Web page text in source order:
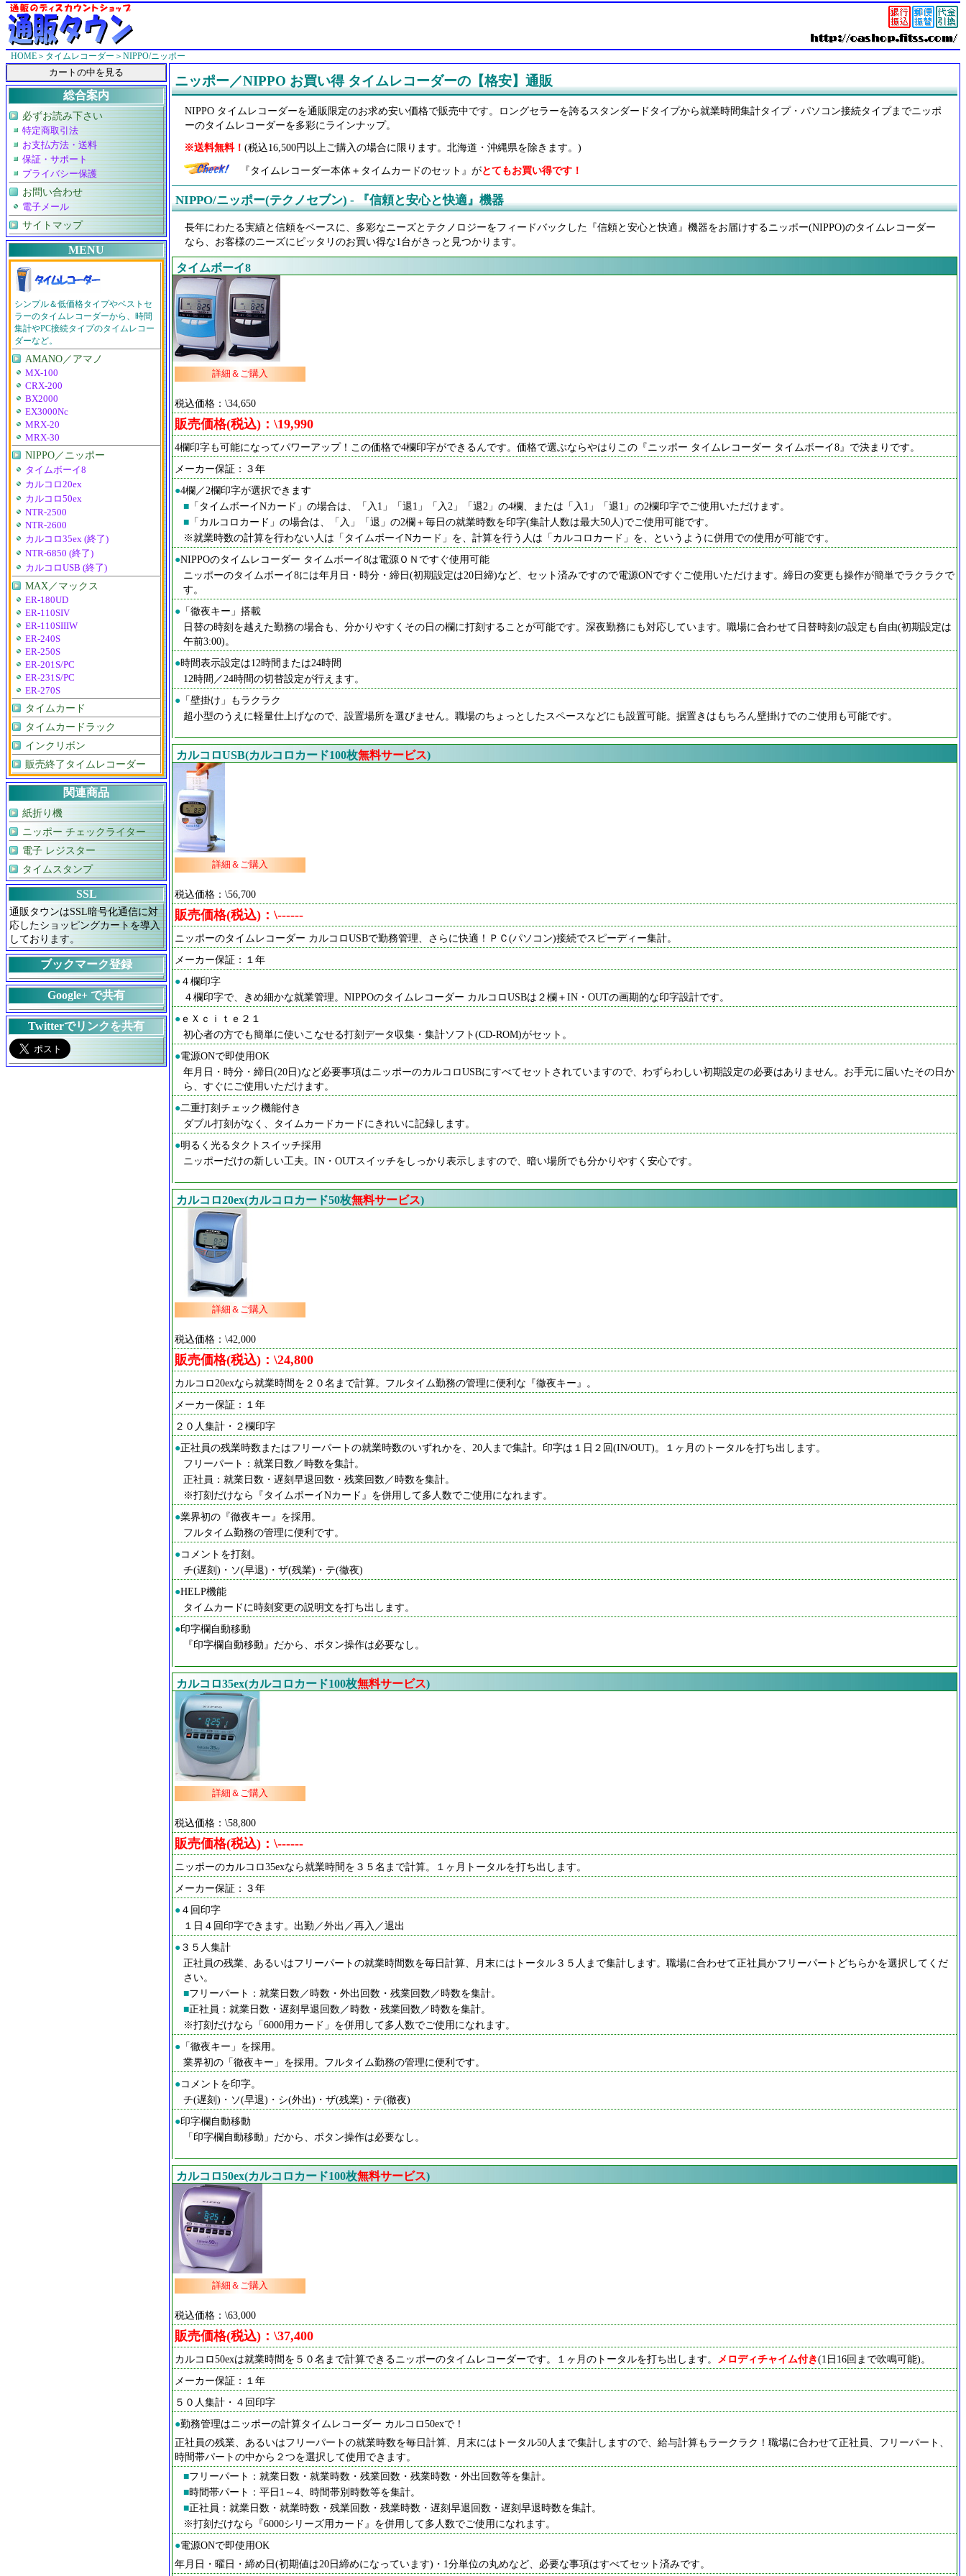
ニッポー／NIPPO お買い得 タイムレコーダーの【格安】通販
NIPPO タイムレコーダーを通販限定のお求め安い価格で販売中です。ロングセラーを誇るスタンダードタイプから就業時間集計タイプ・パソコン接続タイプまでニッポ
ーのタイムレコーダーを多彩にラインナップ。
※送料無料！ (税込16,500円以上ご購入の場合に限ります。北海道・沖縄県を除きます。)
『タイムレコーダー本体＋タイムカードのセット』がとてもお買い得です！
NIPPO/ニッポー(テクノセブン) - 『信頼と安心と快適』機器
長年にわたる実績と信頼をベースに、多彩なニーズとテクノロジーをフィードバックした『信頼と安心と快適』機器をお届けするニッポー(NIPPO)のタイムレコーダー
なら、お客様のニーズにピッタリのお買い得な1台がきっと見つかります。
タイムボーイ8
詳細＆ご購入
税込価格：\34,650
販売価格(税込)：\19,990
4欄印字も可能になってパワーアップ！この価格で4欄印字ができるんです。価格で選ぶならやはりこの『ニッポー タイムレコーダー タイムボーイ8』で決まりです。
メーカー保証：３年
●4欄／2欄印字が選択できます
■「タイムボーイNカード」の場合は、「入1」「退1」「入2」「退2」の4欄、または「入1」「退1」の2欄印字でご使用いただけます。
■「カルコロカード」の場合は、「入」「退」の2欄＋毎日の就業時数を印字(集計人数は最大50人)でご使用可能です。
※就業時数の計算を行わない人は「タイムボーイNカード」を、計算を行う人は「カルコロカード」を、というように併用での使用が可能です。
●NIPPOのタイムレコーダー タイムボーイ8は電源ＯＮですぐ使用可能
ニッポーのタイムボーイ8には年月日・時分・締日(初期設定は20日締)など、セット済みですので電源ONですぐご使用いただけます。締日の変更も操作が簡単でラクラクで
す。
● 「徹夜キー」搭載
日替の時刻を越えた勤務の場合も、分かりやすくその日の欄に打刻することが可能です。深夜勤務にも対応しています。職場に合わせて日替時刻の設定も自由(初期設定は
午前3:00)。
●時間表示設定は12時間または24時間
12時間／24時間の切替設定が行えます。
● 「壁掛け」もラクラク
超小型のうえに軽量仕上げなので、設置場所を選びません。職場のちょっとしたスペースなどにも設置可能。据置きはもちろん壁掛けでのご使用も可能です。
カルコロUSB(カルコロカード100枚無料サービス)
詳細＆ご購入
税込価格：\56,700
販売価格(税込)：\------
ニッポーのタイムレコーダー カルコロUSBで勤務管理、さらに快適！ＰＣ(パソコン)接続でスピーディー集計。
メーカー保証：１年
●４欄印字
４欄印字で、きめ細かな就業管理。NIPPOのタイムレコーダー カルコロUSBは２欄＋IN・OUTの画期的な印字設計です。
●ｅＸｃｉｔｅ２１
初心者の方でも簡単に使いこなせる打刻データ収集・集計ソフト(CD-ROM)がセット。
●電源ONで即使用OK
年月日・時分・締日(20日)など必要事項はニッポーのカルコロUSBにすべてセットされていますので、わずらわしい初期設定の必要はありません。お手元に届いたその日か
ら、すぐにご使用いただけます。
●二重打刻チェック機能付き
ダブル打刻がなく、タイムカードカードにきれいに記録します。
●明るく光るタクトスイッチ採用
ニッポーだけの新しい工夫。IN・OUTスイッチをしっかり表示しますので、暗い場所でも分かりやすく安心です。
カルコロ20ex(カルコロカード50枚無料サービス)
詳細＆ご購入
税込価格：\42,000
販売価格(税込)：\24,800
カルコロ20exなら就業時間を２０名まで計算。フルタイム勤務の管理に便利な『徹夜キー』。
メーカー保証：１年
２０人集計・２欄印字
●正社員の残業時数またはフリーパートの就業時数のいずれかを、20人まで集計。印字は１日２回(IN/OUT)。１ヶ月のトータルを打ち出します。
フリーパート：就業日数／時数を集計。
正社員：就業日数・遅刻早退回数・残業回数／時数を集計。
※打刻だけなら『タイムボーイNカード』を併用して多人数でご使用になれます。
●業界初の『徹夜キー』を採用。
フルタイム勤務の管理に便利です。
●コメントを打刻。
チ(遅刻)・ソ(早退)・ザ(残業)・テ(徹夜)
●HELP機能
タイムカードに時刻変更の説明文を打ち出します。
●印字欄自動移動
『印字欄自動移動』だから、ボタン操作は必要なし。
カルコロ35ex(カルコロカード100枚無料サービス)
詳細＆ご購入
税込価格：\58,800
販売価格(税込)：\------
ニッポーのカルコロ35exなら就業時間を３５名まで計算。１ヶ月トータルを打ち出します。
メーカー保証：３年
●４回印字
１日４回印字できます。出勤／外出／再入／退出
●３５人集計
正社員の残業、あるいはフリーパートの就業時間数を毎日計算、月末にはトータル３５人まで集計します。職場に合わせて正社員かフリーパートどちらかを選択してくだ
さい。
■フリーパート：就業日数／時数・外出回数・残業回数／時数を集計。
■正社員：就業日数・遅刻早退回数／時数・残業回数／時数を集計。
※打刻だけなら「6000用カード」を併用して多人数でご使用になれます。
● 「徹夜キー」を採用。
業界初の「徹夜キー」を採用。フルタイム勤務の管理に便利です。
●コメントを印字。
チ(遅刻)・ソ(早退)・シ(外出)・ザ(残業)・テ(徹夜)
●印字欄自動移動
「印字欄自動移動」だから、ボタン操作は必要なし。
カルコロ50ex(カルコロカード100枚無料サービス)
詳細＆ご購入
税込価格：\63,000
販売価格(税込)：\37,400
カルコロ50exは就業時間を５０名まで計算できるニッポーのタイムレコーダーです。１ヶ月のトータルを打ち出します。 メロディチャイム付き(1日16回まで吹鳴可能)。
メーカー保証：１年
５０人集計・４回印字
●勤務管理はニッポーの計算タイムレコーダー カルコロ50exで！
正社員の残業、あるいはフリーパートの就業時数を毎日計算、月末にはトータル50人まで集計しますので、給与計算もラークラク！職場に合わせて正社員、フリーパート、
時間帯パートの中から２つを選択して使用できます。
■フリーパート：就業日数・就業時数・残業回数・残業時数・外出回数等を集計。
■時間帯パート：平日1～4、時間帯別時数等を集計。
■正社員：就業日数・就業時数・残業回数・残業時数・遅刻早退回数・遅刻早退時数を集計。
※打刻だけなら『6000シリーズ用カード』を併用して多人数でご使用になれます。
●電源ONで即使用OK
年月日・曜日・締め日(初期値は20日締めになっています)・1分単位の丸めなど、必要な事項はすべてセット済みです。
総合案内
必ずお読み下さい
特定商取引法
お支払方法・送料
保証・サポート
プライバシー保護
お問い合わせ
電子メール
サイトマップ
MENU
シンプル＆低価格タイプやベストセ
ラーのタイムレコーダーから、時間
集計やPC接続タイプのタイムレコー
ダーなど。
AMANO／アマノ
MX-100
CRX-200
BX2000
EX3000Nc
MRX-20
MRX-30
NIPPO／ニッポー
タイムボーイ8
カルコロ20ex
カルコロ50ex
NTR-2500
NTR-2600
カルコロ35ex (終了)
NTR-6850 (終了)
カルコロUSB (終了)
MAX／マックス
ER-180UD
ER-110SIV
ER-110SIIIW
ER-240S
ER-250S
ER-201S/PC
ER-231S/PC
ER-270S
タイムカード
タイムカードラック
インクリボン
販売終了タイムレコーダー
関連商品
紙折り機
ニッポー チェックライター
電子 レジスター
タイムスタンプ
SSL
通販タウンはSSL暗号化通信に対
応したショッピングカートを導入
しております。
ブックマーク登録
Google+ で共有
Twitterでリンクを共有
HOME ＞ タイムレコーダー ＞NIPPO/ニッポー